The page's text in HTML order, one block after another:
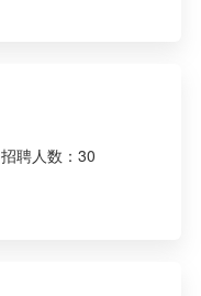
招聘人数：30